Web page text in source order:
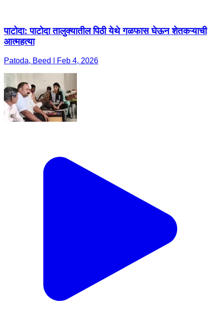
पाटोदा: पाटोदा तालुक्यातील पिठी येथे गळफास घेऊन शेतकऱ्याची
आत्महत्या
Patoda, Beed | Feb 4, 2026